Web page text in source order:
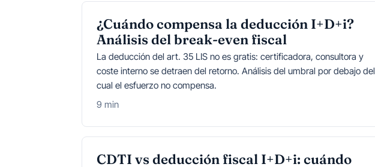
¿Cuándo compensa la deducción I+D+i?
Análisis del break-even fiscal
La deducción del art. 35 LIS no es gratis: certificadora, consultora y
coste interno se detraen del retorno. Análisis del umbral por debajo del
cual el esfuerzo no compensa.
9 min
CDTI vs deducción fiscal I+D+i: cuándo